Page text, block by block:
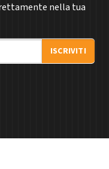
nella tua
ISCRIVITI